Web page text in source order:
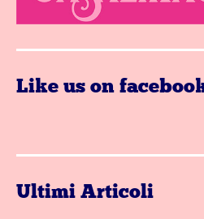
Like us on
Ultimi Articoli